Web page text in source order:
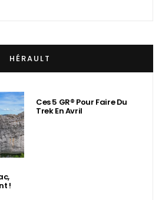
HÉRAULT
!
Ces 5 GR® Pour Faire Du
Trek En Avril